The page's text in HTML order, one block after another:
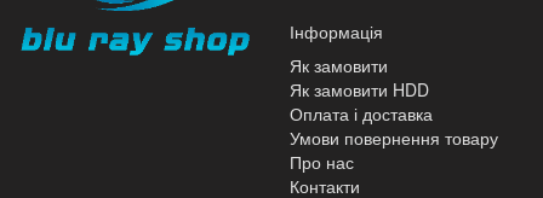
Інформація
Як замовити
Як замовити HDD
Оплата і доставка
Умови повернення товару
Про нас
Контакти